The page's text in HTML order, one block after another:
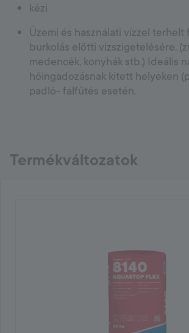
kézi
Üzemi és használati vízzel
burkolás előtti vízszigetelésére.
medencék, konyhák stb.) Ideális
hőingadozásnak kitett helyeken
padló- falfűtés esetén.
Termékváltozatok